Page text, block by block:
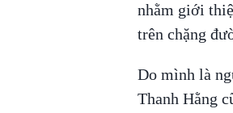
nhằm giới
trên chặng
Do mình là
Thanh Hằng